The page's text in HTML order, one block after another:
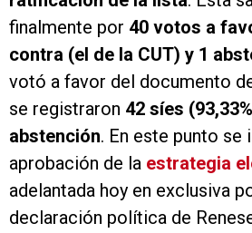
finalmente por 40 votos a
contra (el de la CUT) y 1
votó a favor del documento
se registraron 42 síes
abstención. En este punto se
aprobación de la estrategia
adelantada hoy en exclusiva
declaración política de